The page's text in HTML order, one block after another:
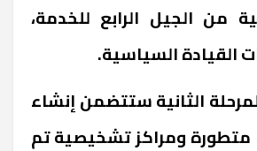
من الجيل الرابع للخدمة،
القيادة السياسية.
الثانية ستتضمن إنشاء
ومراكز تشخيصية تم